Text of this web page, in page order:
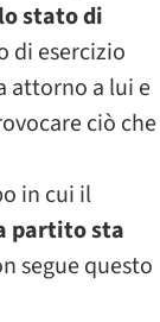
stato di
di esercizio
attorno a lui e
ciò che
in cui il
partito sta
segue questo